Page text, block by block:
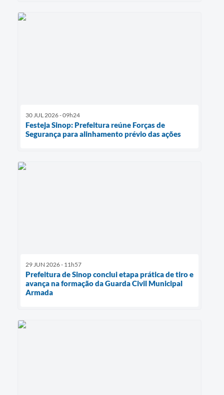
30 JUL 2026 - 09h24
Festeja Sinop: Prefeitura reúne Forças de
Segurança para alinhamento prévio das ações
29 JUN 2026 - 11h57
Prefeitura de Sinop conclui etapa prática de tiro e
avança na formação da Guarda Civil Municipal
Armada